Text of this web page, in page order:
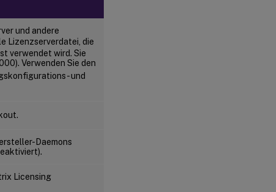
und andere
Lizenzserverdatei, die
verwendet wird. Sie
Verwenden Sie den
und
Daemons
Licensing